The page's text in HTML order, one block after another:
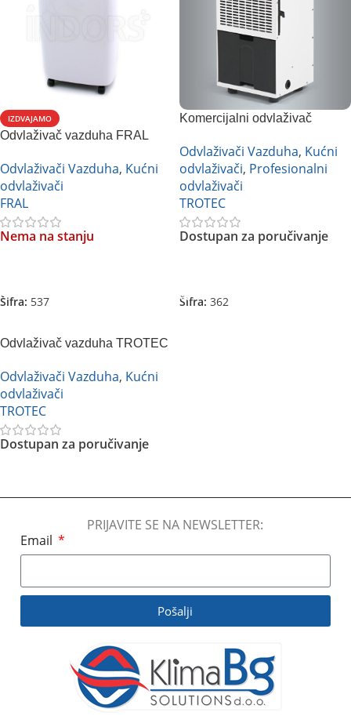
IZDVAJAMO
Odvlaživač vazduha FRAL
Odvlaživači Vazduha, Kućni
odvlaživači
FRAL
Nema na stanju
Šifra: 537
Komercijalni odvlaživač
Odvlaživači Vazduha, Kućni
odvlaživači, Profesionalni
odvlaživači
TROTEC
Dostupan za poručivanje
Šifra: 362
Odvlaživač vazduha TROTEC
Odvlaživači Vazduha, Kućni
odvlaživači
TROTEC
Dostupan za poručivanje
PRIJAVITE SE NA NEWSLETTER:
Email
Pošalji